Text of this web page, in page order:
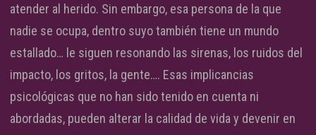
atender al herido. Sin embargo, esa persona de la que
nadie se ocupa, dentro suyo también tiene un mundo
estallado… le siguen resonando las sirenas, los ruidos del
impacto, los gritos, la gente…. Esas implicancias
psicológicas que no han sido tenido en cuenta ni
abordadas, pueden alterar la calidad de vida y devenir en